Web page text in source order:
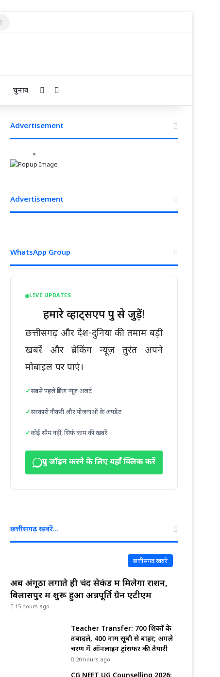
चुनाव Sidebar
Advertisement
×
Advertisement
WhatsApp Group
LIVE UPDATES
हमारे व्हाट्सएप ग्रुप से जुड़ें!
छत्तीसगढ़ और देश-दुनिया की तमाम बड़ी
खबरें और ब्रेकिंग न्यूज़ तुरंत अपने
मोबाइल पर पाएं।
सबसे पहले ब्रेकिंग न्यूज़ अलर्ट
सरकारी नौकरी और योजनाओं के अपडेट
कोई स्पैम नहीं, सिर्फ काम की खबरें
ग्रुप जॉइन करने के लिए यहाँ क्लिक करें
छत्तीसगढ़ खबरें…
छत्तीसगढ़ खबरें
अब अंगूठा लगाते ही चंद सेकंड में मिलेगा राशन,
बिलासपुर में शुरू हुआ अन्नपूर्ति ग्रेन एटीएम
15 hours ago
Teacher Transfer: 700 शिक्षकों के
तबादले, 400 नाम सूची से बाहर; अगले
चरण में ऑनलाइन ट्रांसफर की तैयारी
20 hours ago
CG NEET UG Counselling 2026: